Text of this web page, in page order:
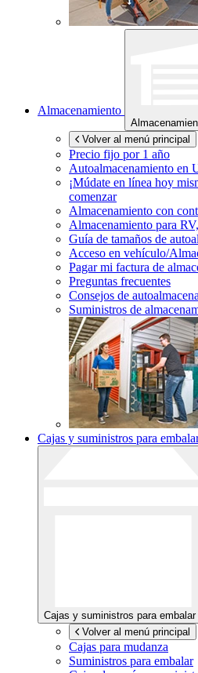
Almacenamiento
Volver al menú principal
Precio fijo por 1 año
Autoalmacenamiento en
¡Múdate en línea hoy
comenzar
Almacenamiento con
Almacenamiento para
Guía de tamaños de
Acceso en vehículo/
Pagar mi factura de
Preguntas frecuentes
Consejos de
Suministros de
Cajas y suministros para
Cajas y suministros para embalar
Volver al menú principal
Cajas para mudanza
Suministros para embalar